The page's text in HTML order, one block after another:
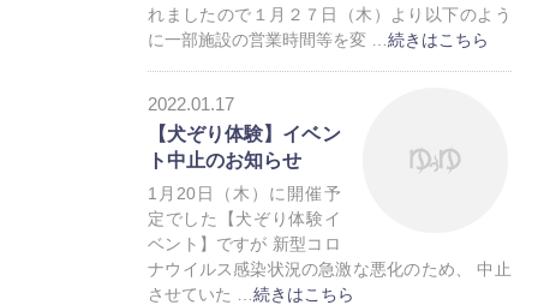
トレーラーハウス
れましたので１月２７日（木）より以下のよう
に一部施設の営業時間等を変 …続きはこちら
2022.01.17
【犬ぞり体験】イベン
ト中止のお知らせ
1月20日（木）に開催予
定でした【犬ぞり体験イ
ベント】ですが 新型コロ
ナウイルス感染状況の急激な悪化のため、 中止
させていた …続きはこちら